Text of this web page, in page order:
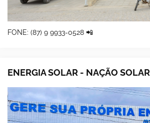
FONE: (87) 9 9933-0528 📲
ENERGIA SOLAR - NAÇÃO SOLAR